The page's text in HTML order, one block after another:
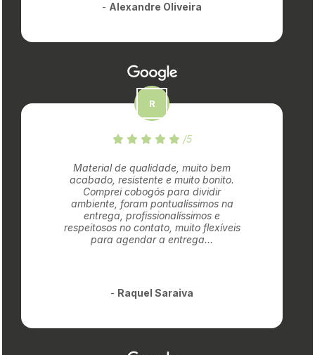
- Alexandre Oliveira
/5
Material de qualidade, muito bem
acabado, resistente e muito bonito.
Comprei cobogós para dividir
ambiente, foram pontualíssimos na
entrega, profissionalíssimos e
respeitosos no contato, muito flexíveis
para agendar a entrega...
- Raquel Saraiva